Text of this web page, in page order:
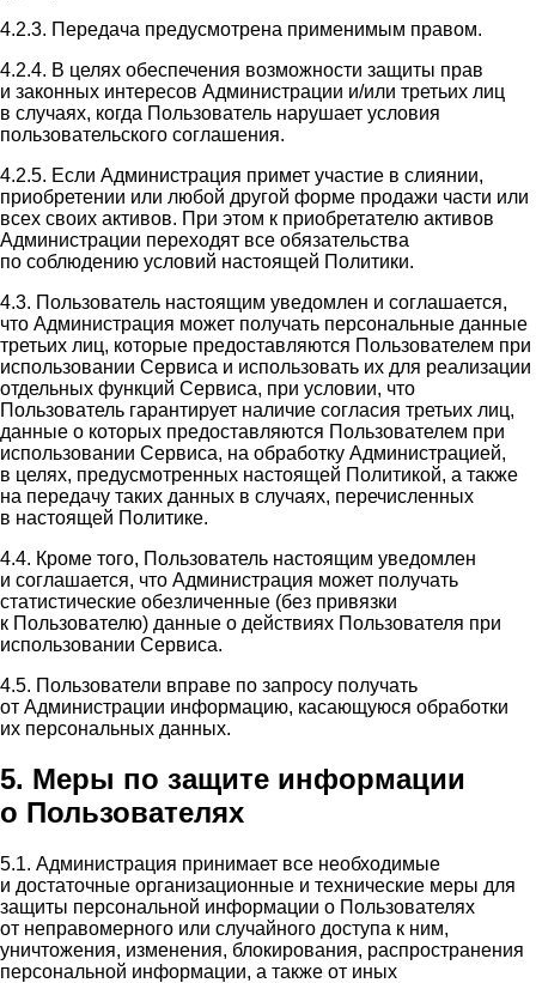
4.2.3. Передача предусмотрена применимым правом.
4.2.4. В целях обеспечения возможности защиты прав
и законных интересов Администрации и/или третьих лиц
в случаях, когда Пользователь нарушает условия
пользовательского соглашения.
4.2.5. Если Администрация примет участие в слиянии,
приобретении или любой другой форме продажи части или
всех своих активов. При этом к приобретателю активов
Администрации переходят все обязательства
по соблюдению условий настоящей Политики.
4.3. Пользователь настоящим уведомлен и соглашается,
что Администрация может получать персональные данные
третьих лиц, которые предоставляются Пользователем при
использовании Сервиса и использовать их для реализации
отдельных функций Сервиса, при условии, что
Пользователь гарантирует наличие согласия третьих лиц,
данные о которых предоставляются Пользователем при
использовании Сервиса, на обработку Администрацией,
в целях, предусмотренных настоящей Политикой, а также
на передачу таких данных в случаях, перечисленных
в настоящей Политике.
4.4. Кроме того, Пользователь настоящим уведомлен
и соглашается, что Администрация может получать
статистические обезличенные (без привязки
к Пользователю) данные о действиях Пользователя при
использовании Сервиса.
4.5. Пользователи вправе по запросу получать
от Администрации информацию, касающуюся обработки
их персональных данных.
5. Меры по защите информации
о Пользователях
5.1. Администрация принимает все необходимые
и достаточные организационные и технические меры для
защиты персональной информации о Пользователях
от неправомерного или случайного доступа к ним,
уничтожения, изменения, блокирования, распространения
персональной информации, а также от иных